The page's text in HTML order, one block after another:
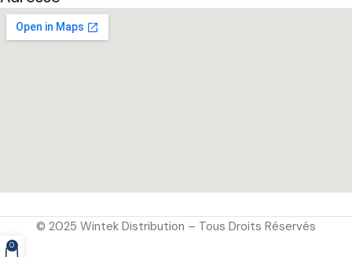
© 2025 Wintek Distribution – Tous Droits Réservés
0